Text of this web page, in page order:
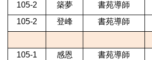
105-2
築夢 書苑導師
105-2
登峰 書苑導師
105-1 感恩 書苑導師